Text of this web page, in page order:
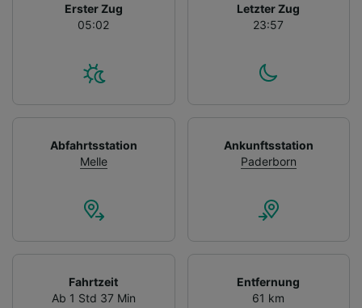
Erster Zug
05:02
Letzter Zug
23:57
Abfahrtsstation
Melle
Ankunftsstation
Paderborn
Fahrtzeit
Ab 1 Std 37 Min
Entfernung
61 km